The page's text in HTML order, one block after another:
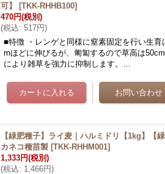
可】
[TKK-RHHB100]
470円(税別)
(税込: 517円)
■特徴 ・レンゲと同様に窒素固定を行い生
mほどに伸びるが、匍匐するので草高は
により雑草を強力に抑制します。…
【緑肥種子】ライ麦｜ハルミドリ【1kg】【
カネコ種苗製 [TKK-RHHM001]
1,333円(税別)
(税込: 1,466円)